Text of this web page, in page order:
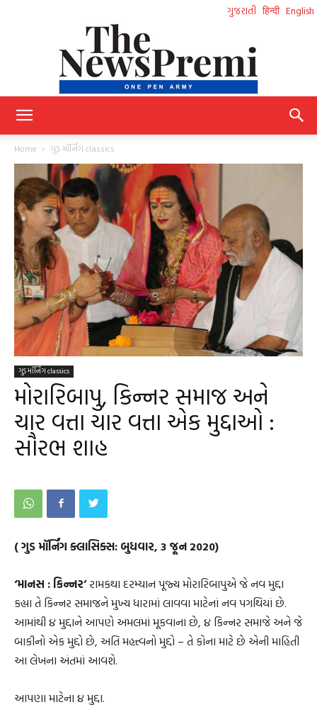
ગુજરાતી हिन्दी English
Gujarati
Home ગુડ મૉર્નિંગ classics
ગુડ મૉર્નિંગ classics
મોરારિબાપુ, કિન્નર સમાજ અને
ચાર વત્તા ચાર વત્તા એક મુદ્દાઓ :
સૌરભ શાહ
( ગુડ મૉર્નિંગ ક્લાસિક્સ: બુધવાર, 3 જૂન 2020)
‘માનસ : કિન્નર’રામકથા દરમ્યાન પૂજ્ય મોરારિબાપુએ જે નવ મુદ્દા
કહ્યા તે કિન્નર સમાજને મુખ્ય ધારામાં લાવવા માટેનાં નવ પગથિયાં છે.
આમાંથી ૪ મુદ્દાને આપણે અમલમાં મૂકવાના છે, ૪ કિન્નર સમાજે અને જે
બાકીનો એક મુદ્દો છે, અતિ મહત્ત્વનો મુદ્દો – તે કોના માટે છે એની માહિતી
આ લેખના અંતમાં આવશે.
આપણા માટેના ૪ મુદ્દા.